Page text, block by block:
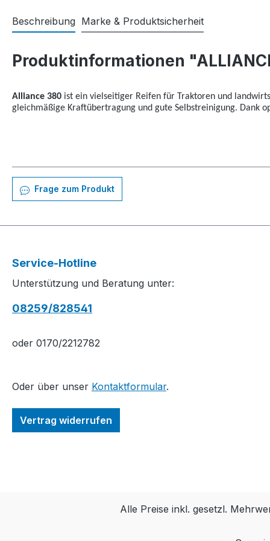
Beschreibung Marke & Produktsicherheit
Produktinformationen
Alliance 380 ist ein vielseitiger Reifen für Traktoren und
gleichmäßige Kraftübertragung und gute Selbstreinigung. Dank
Frage zum Produkt
Service-Hotline
Unterstützung und Beratung unter:
08259/828541
oder 0170/2212782
Oder über unser Kontaktformular.
Vertrag widerrufen
Alle Preise inkl. gesetzl.